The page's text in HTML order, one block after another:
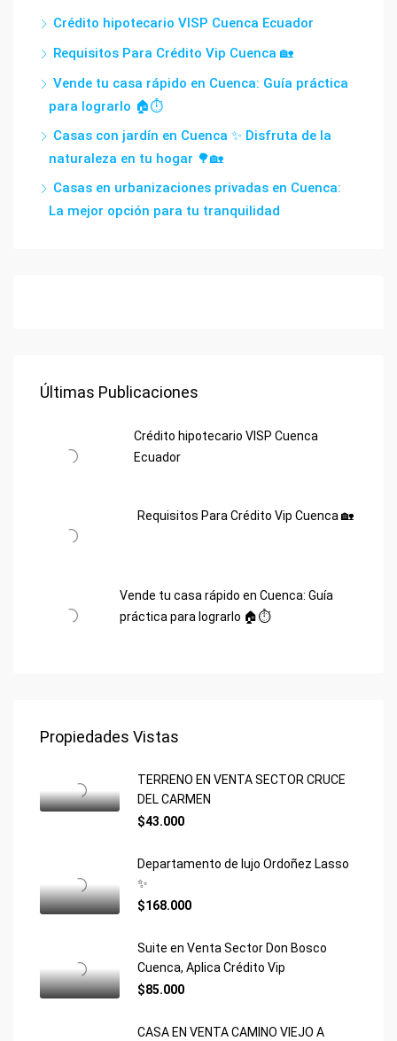
Crédito hipotecario VISP Cuenca Ecuador
Requisitos Para Crédito Vip Cuenca 🏡
Vende tu casa rápido en Cuenca: Guía práctica
para lograrlo 🏠⏱️
Casas con jardín en Cuenca ✨ Disfruta de la
naturaleza en tu hogar 🌳🏡
Casas en urbanizaciones privadas en Cuenca:
La mejor opción para tu tranquilidad
Últimas Publicaciones
Crédito hipotecario VISP Cuenca
Ecuador
Requisitos Para Crédito Vip Cuenca 🏡
Vende tu casa rápido en Cuenca: Guía
práctica para lograrlo 🏠⏱️
Propiedades Vistas
TERRENO EN VENTA SECTOR CRUCE
DEL CARMEN
$43.000
Departamento de lujo Ordoñez Lasso
✨
$168.000
Suite en Venta Sector Don Bosco
Cuenca, Aplica Crédito Vip
$85.000
CASA EN VENTA CAMINO VIEJO A